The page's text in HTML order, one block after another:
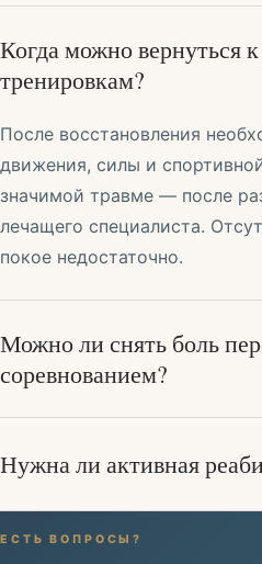
Когда можно вернуться к
тренировкам?
После восстановления
движения, силы и
значимой травме — после
лечащего специалиста.
покое недостаточно.
Можно ли снять боль
соревнованием?
Нужна ли активная
ЕСТЬ ВОПРОСЫ?